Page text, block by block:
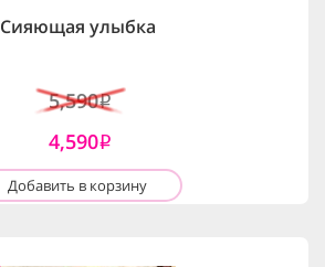
Сияющая улыбка
5,590i
4,590i
Добавить в корзину